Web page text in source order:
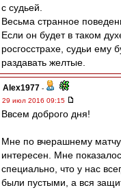
с судьей.
Весьма странное
Если он будет в таком
росгосстрахе, судьи ему
раздавать желтые.
Alex1977 -
29 июл 2016 09:15
Ввсем доброго дня!
Мне по вчерашнему
интересен. Мне
специально, что у нас
были пустыми, а вся